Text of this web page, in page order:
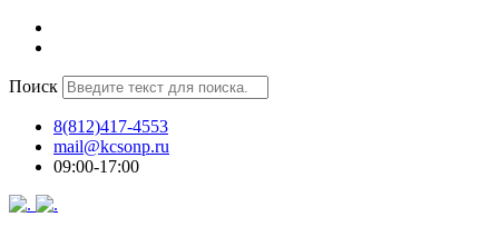
Поиск
8(812)417-4553
mail@kcsonp.ru
09:00-17:00